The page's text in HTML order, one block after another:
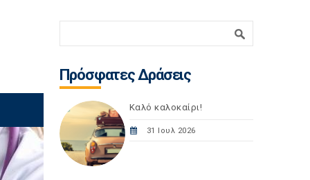
Πρόσφατες Δράσεις
Καλό καλοκαίρι!
31 Ιουλ 2026